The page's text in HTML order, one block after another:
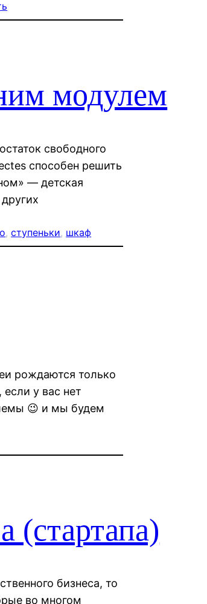
модулем
свободного
способен решить
— детская
, ступеньки, шкаф
рождаются только
у вас нет
😉 и мы будем
(стартапа)
бизнеса, то
во многом